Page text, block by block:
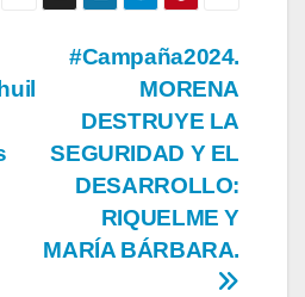
#Campaña2024.
MORENA
DESTRUYE LA
SEGURIDAD Y EL
DESARROLLO:
RIQUELME Y
MARÍA BÁRBARA.